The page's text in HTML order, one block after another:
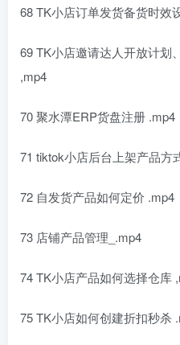
68 TK小店订单发货备货时效
69 TK小店邀请达人开放计划
,mp4
70 聚水潭ERP货盘注册 .mp4
71 tiktok小店后台上架产品方
72 自发货产品如何定价 .mp4
73 店铺产品管理_.mp4
74 TK小店产品如何选择仓库
75 TK小店如何创建折扣秒杀